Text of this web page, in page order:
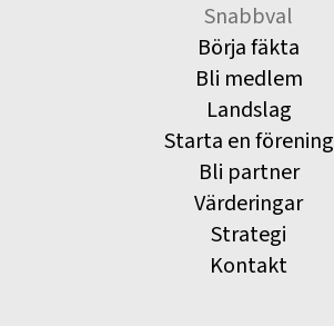
Snabbval
Börja fäkta
Bli medlem
Landslag
Starta en förening
Bli partner
Värderingar
Strategi
Kontakt